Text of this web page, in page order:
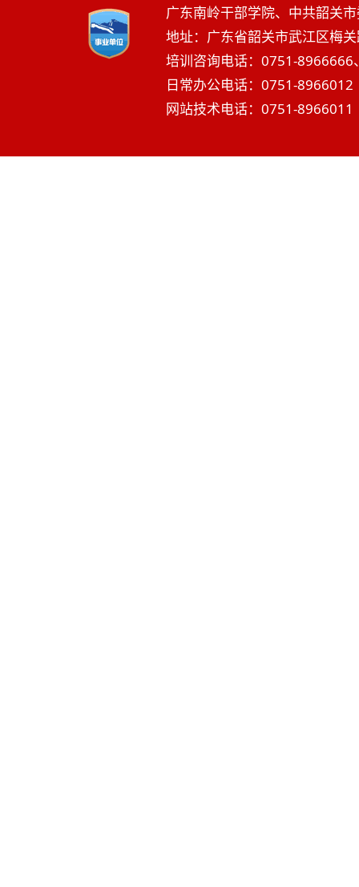
广东南岭干部学院、中共韶关
地址：广东省韶关市武江区梅
培训咨询电话：0751-
日常办公电话：0751-
网站技术电话：0751-